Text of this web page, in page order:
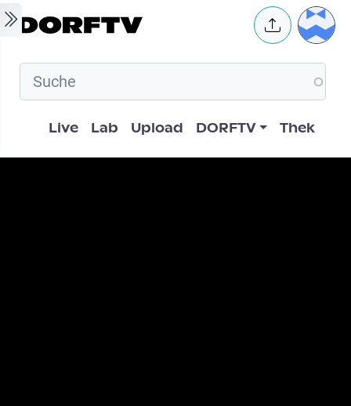
Skip to main content User
Hauptnavigation
Live Lab Upload DORFTV Thek